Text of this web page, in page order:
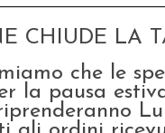
- BIANCO, NERO
CHIUDE LA
che le
la pausa